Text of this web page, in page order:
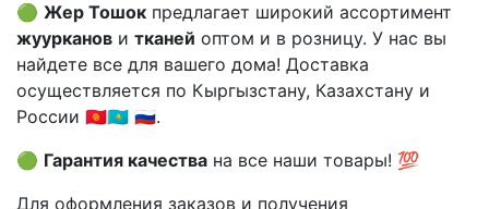
🟢 Жер Тошок предлагает широкий ассортимент
жуурканов и тканей оптом и в розницу. У нас вы
найдете все для вашего дома! Доставка
осуществляется по Кыргызстану, Казахстану и
России 🇰🇬🇰🇿 🇷🇺.
🟢 Гарантия качества на все наши товары! 💯
Для оформления заказов и получения